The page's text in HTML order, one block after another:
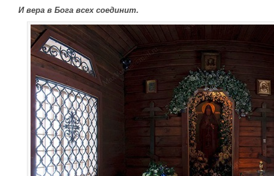
И вера в Бога всех соединит.